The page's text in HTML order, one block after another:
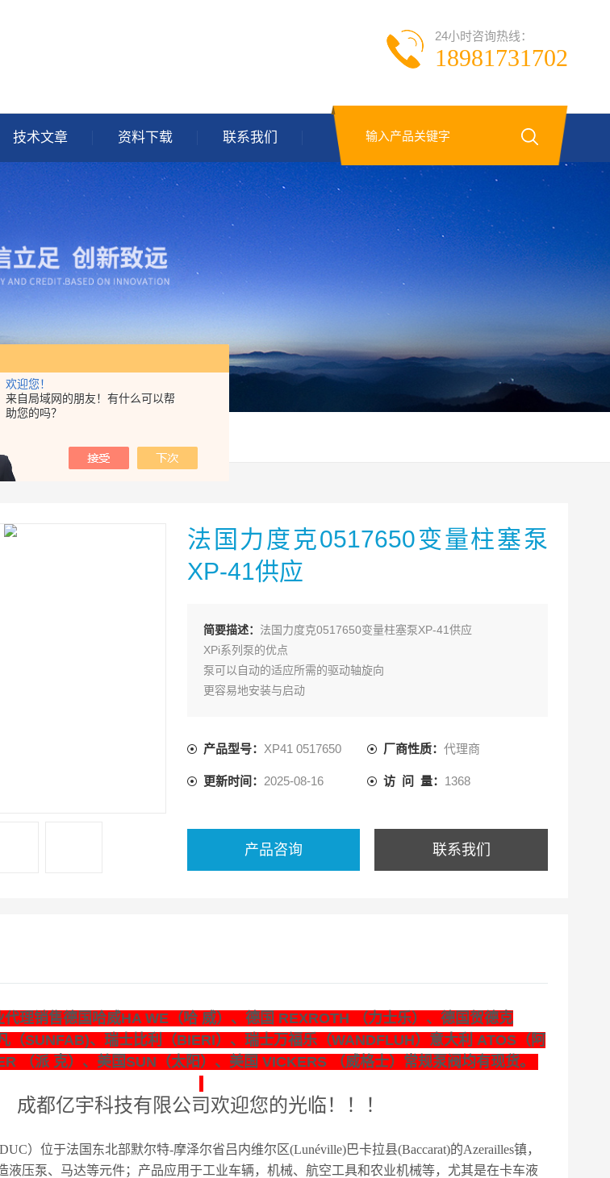
欢迎您！
来自局域网的朋友！有什么可以帮
助您的吗？
24小时咨询热线：
18981731702
技术文章 资料下载 联系我们
度克0517650变量柱塞泵XP-41供应
法国力度克0517650变量柱塞泵
XP-41供应
简要描述： 法国力度克0517650变量柱塞泵XP-41供应
XPi系列泵的优点
泵可以自动的适应所需的驱动轴旋向
更容易地安装与启动
产品型号： XP41 0517650 厂商性质：代理商
更新时间： 2025-08-16 访 问 量： 1368
产品咨询 联系我们
代理销售德国哈威HA WE（哈 威）、德国 REXROTH （力士乐）、德国贺德克
（SUNFAB)、瑞士比利（BIERI）、瑞士万福乐（WANDFLUH）意大利 ATOS（阿
（派 克）、美国SUN（太阳）、美国 VICKERS （威格士）常规泵阀均有现货。
成都亿宇科技有限公司欢迎您的光临！！！
）位于法国东北部默尔特-摩泽尔省吕内维尔区(Lunéville)巴卡拉县(Baccarat)的Azerailles镇，
液压泵、马达等元件；产品应用于工业车辆，机械、航空工具和农业机械等，尤其是在卡车液